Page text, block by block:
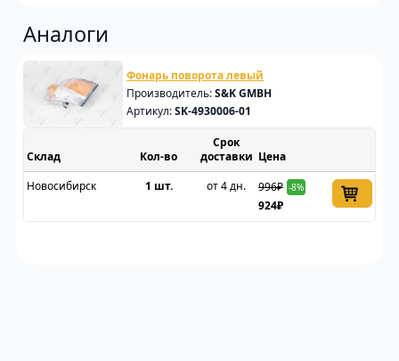
Аналоги
Фонарь поворота левый
Производитель:S&K GMBH
Артикул:SK-4930006-01
Склад
Срок
доставки Цена
Новосибирск
1 шт. от 4 дн. 996₽ -8%
924₽